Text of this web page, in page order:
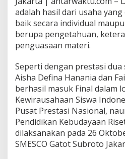
adalah hasil dari usaha
baik secara individual
berupa pengetahuan,
penguasaan materi.
Seperti dengan prestasi dua
Aisha Defina Hanania dan
berhasil masuk Final dalam
Kewirausahaan Siswa
Pusat Prestasi Nasional,
Pendidikan Kebudayaan
dilaksanakan pada 26
SMESCO Gatot Subroto